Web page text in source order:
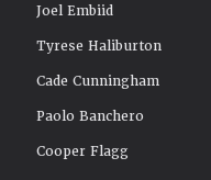
Joel Embiid
Tyrese Haliburton
Cade Cunningham
Paolo Banchero
Cooper Flagg